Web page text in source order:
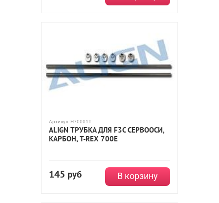
Артикул: H70001T
ALIGN ТРУБКА ДЛЯ F3C СЕРВООСИ,
КАРБОН, T-REX 700E
145 руб В корзину